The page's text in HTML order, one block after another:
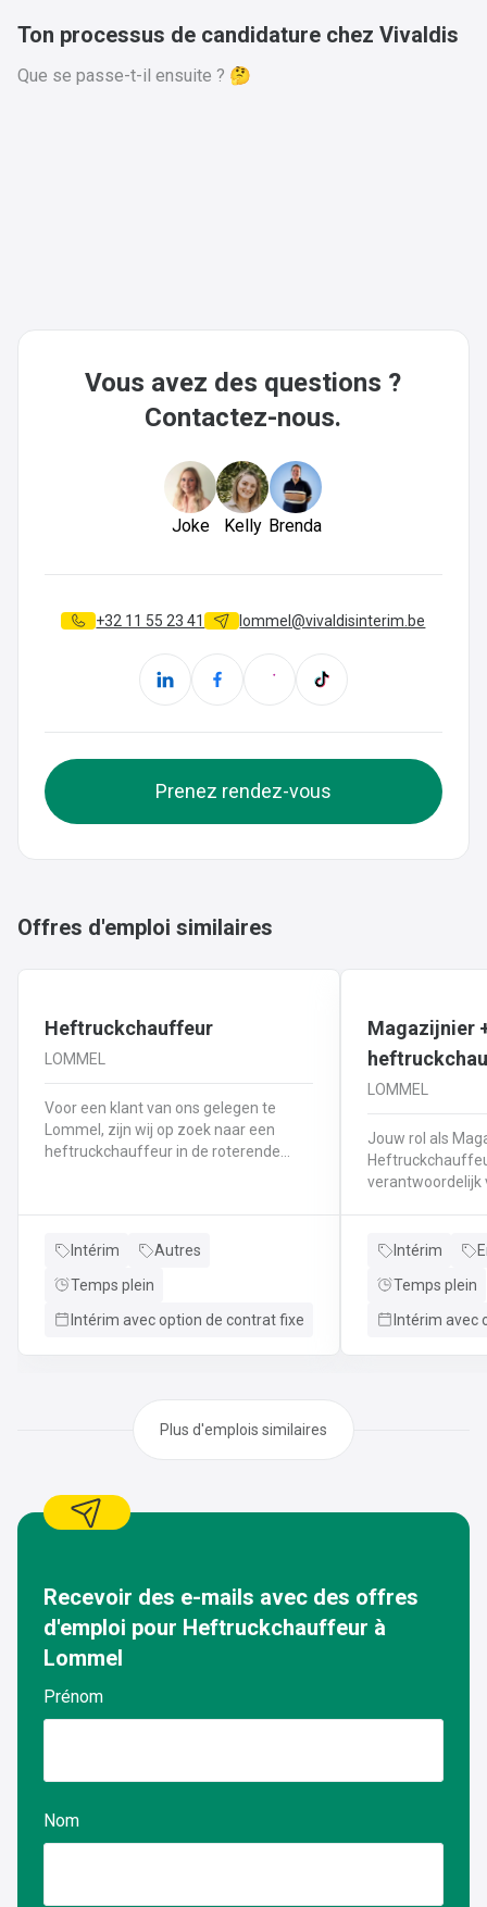
Ton processus de candidature chez Vivaldis
Que se passe-t-il ensuite ? 🤔
Vous avez des questions ?
Contactez-nous.
Joke Kelly Brenda
+32 11 55 23 41 lommel@vivaldisinterim.be
Prenez rendez-vous
Offres d'emploi similaires
Heftruckchauffeur
LOMMEL
Voor een klant van ons gelegen te
Lommel, zijn wij op zoek naar een
heftruckchauffeur in de roterende
magazijnLaden/lossen vrachtwagens
Intérim
Autres
Temps plein
Intérim avec option de contrat fixe
Magazijnier
LOMMEL
Jouw rol als
Heftruckchauffeur: In deze rol
verantwoordelijk
productie en
Wat we van jou
Vrachtwagens
opslaan volgens
Intérim
Temps plein
Intérim avec
Plus d'emplois similaires
Recevoir des e-mails avec des offres
d'emploi pour Heftruckchauffeur à
Lommel
Prénom
Nom